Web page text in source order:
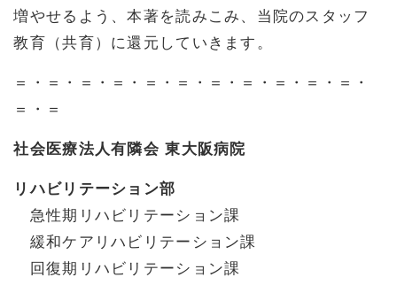
増やせるよう、本著を読みこみ、当院のスタッフ
教育（共育）に還元していきます。
＝・＝・＝・＝・＝・＝・＝・＝・＝・＝・＝・
＝・＝
社会医療法人有隣会 東大阪病院
リハビリテーション部
急性期リハビリテーション課
緩和ケアリハビリテーション課
回復期リハビリテーション課